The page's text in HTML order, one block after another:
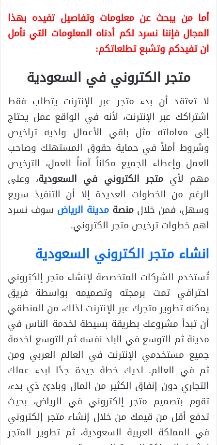
أما من يبحث عن معلومات وتفاصيل تفيده بهذا
المجال فإننا نسرد لكم أدناه المعلومات التي نأمل
ان تفيدكم وتشبع تطلعاتكم:
متجر الكتروني في السعودية
لا تعتقد أن بدء متجر عبر الإنترنت يتطلب فقط
اشتراكك عبر الإنترنت، لأنه في الواقع عمل يحتاج
إلى معاملته مثل باقي الأعمال ولديه تراخيص
وشروط أملاً في حماية حقوق المستهلك وصاحب
العمل وإعطاء الجميع مكاناً آمناً للعمل، الترخيص
مهم لأيمتجر الكتروني في السعودية، وعلى
الرغم من الخطوات العديدة إلا أن التنفيذ سريع
وسهل، فمن خلال منصة مدينة الرياض سوف نسرد
اهم خطوات ترخيص متجر الكتروني.
انشاء متجر الكتروني السعودية
تُستخدم الشركات المتخصصة لإنشاء متجر إلكتروني
احترافي تمت برمجته وتصميمه بواسطة فريق
يمكنه تطوير متجرك عبر الإنترنت لذلك، من المنطقي
أن تبدأ مشروعك بطريقة بسيطة لخدمة الناس في
مدينة ثم التوسع في البلد نفسه ثم التوسع لخدمة
جميع مستخدمي الإنترنت في العالم العربي ومن
ثم في العالم. لديك خطة جيدة جدًا لبدء عملك
التجاري دون إنفاق الكثير من المال وبادئ ذي بدء،
تقوم بتصميم متجر إلكتروني في الرياض، بحيث
تدفع أقل من قيمك من خلال إنشاء متجر إلكتروني
في المملكة العربية السعودية، ثم تطوير المتجر